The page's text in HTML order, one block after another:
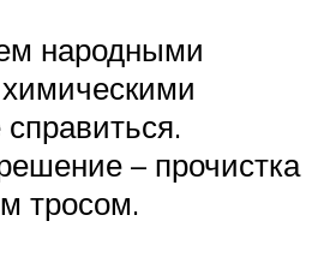
народными
– прочистка
тросом.